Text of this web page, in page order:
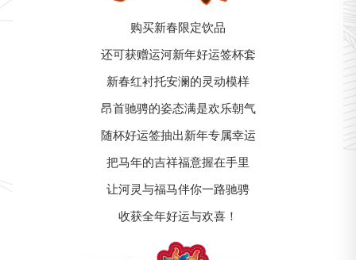
购买新春限定饮品
还可获赠运河新年好运签杯套
新春红衬托安澜的灵动模样
昂首驰骋的姿态满是欢乐朝气
随杯好运签抽出新年专属幸运
把马年的吉祥福意握在手里
让河灵与福马伴你一路驰骋
收获全年好运与欢喜！